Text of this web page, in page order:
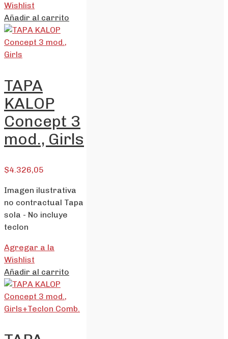
Wishlist
Añadir al carrito
TAPA
KALOP
Concept 3
mod., Girls
$4.326,05
Imagen ilustrativa
no contractual Tapa
sola - No incluye
teclon
Agregar a la
Wishlist
Añadir al carrito